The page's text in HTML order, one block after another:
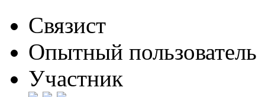
Связист
Опытный пользователь
Участник